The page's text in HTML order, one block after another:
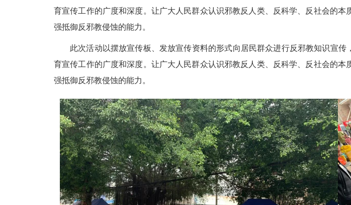
育宣传工作的广度和深度。让广大人民群众认识邪教反人类、反科学、反社会的
强抵御反邪教侵蚀的能力。
此次活动以摆放宣传板、发放宣传资料的形式向居民群众进行反邪教知识宣
育宣传工作的广度和深度。让广大人民群众认识邪教反人类、反科学、反社会的
强抵御反邪教侵蚀的能力。